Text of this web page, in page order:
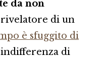
da non
rivelatore di un
è sfuggito di
indifferenza di